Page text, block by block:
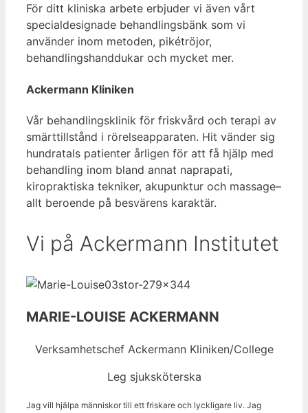
För ditt kliniska arbete erbjuder vi även vårt
specialdesignade behandlingsbänk som vi
använder inom metoden, pikétröjor,
behandlingshanddukar och mycket mer.
Ackermann Kliniken
Vår behandlingsklinik för friskvård och terapi av
smärttillstånd i rörelseapparaten. Hit vänder sig
hundratals patienter årligen för att få hjälp med
behandling inom bland annat naprapati,
kiropraktiska tekniker, akupunktur och massage–
allt beroende på besvärens karaktär.
Vi på Ackermann Institutet
MARIE-LOUISE ACKERMANN
Verksamhetschef Ackermann Kliniken/College
Leg sjuksköterska
Jag vill hjälpa människor till ett friskare och lyckligare liv. Jag